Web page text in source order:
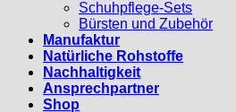
Schuhpflege-Sets
Bürsten und Zubehör
Manufaktur
Natürliche Rohstoffe
Nachhaltigkeit
Ansprechpartner
Shop